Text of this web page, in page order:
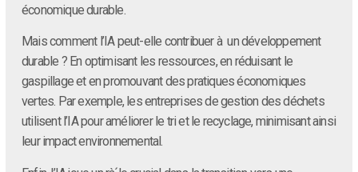
économique durable.
Mais comment l’IA peut-elle contribuer à un développement
durable ? En optimisant les ressources, en réduisant le
gaspillage et en promouvant des pratiques économiques
vertes. Par exemple, les entreprises de gestion des déchets
utilisent l’IA pour améliorer le tri et le recyclage, minimisant ainsi
leur impact environnemental.